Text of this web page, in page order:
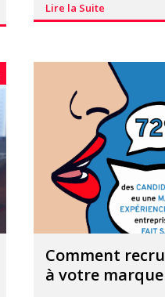
Lire la Suite
Comment
à votre